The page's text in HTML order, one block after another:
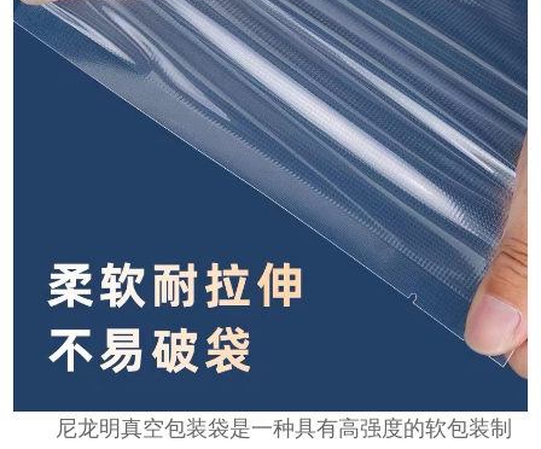
尼龙明真空包装袋是一种具有高强度的软包装制